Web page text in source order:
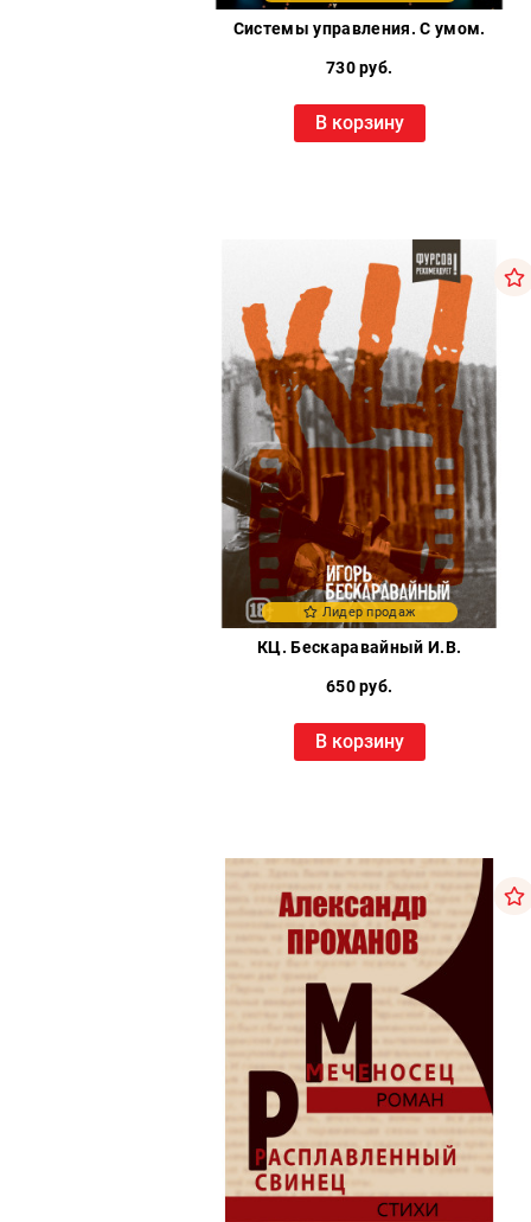
Системы управления. С умом.
730 руб.
В корзину
Лидер продаж
КЦ. Бескаравайный И.В.
650 руб.
В корзину